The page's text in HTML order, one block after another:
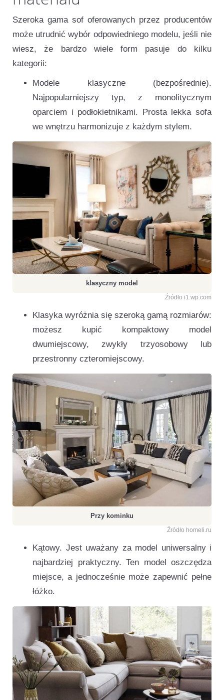
Szeroka gama sof oferowanych przez producentów
może utrudnić wybór odpowiedniego modelu, jeśli nie
wiesz, że bardzo wiele form pasuje do kilku
kategorii:
Modele klasyczne (bezpośrednie).
Najpopularniejszy typ, z monolitycznym
oparciem i podłokietnikami. Prosta lekka sofa
we wnętrzu harmonizuje z każdym stylem.
klasyczny model
Źródło i1.wp.com
Klasyka wyróżnia się szeroką gamą rozmiarów:
możesz kupić kompaktowy model
dwumiejscowy, zwykły trzyosobowy lub
przestronny czteromiejscowy.
Przy kominku
Źródło homeli.ru
Kątowy. Jest uważany za model uniwersalny i
najbardziej praktyczny. Ten model oszczędza
miejsce, a jednocześnie może zapewnić pełne
łóżko.